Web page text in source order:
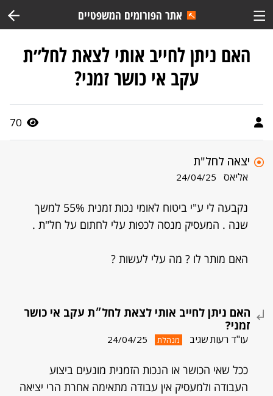
אתר הפורומים המשפטיים
האם ניתן לחייב אותי לצאת לחל״ת
עקב אי כושר זמני?
70
יצאה לחל"ת
אליאס 24/04/25
נקבעה לי ע"י ביטוח לאומי נכות זמנית 55% למשך
שנה . המעסיק מנסה לכפות עלי לחתום על חל"ת .
האם מותר לו ? מה עלי לעשות ?
האם ניתן לחייב אותי לצאת לחל״ת עקב אי כושר
זמני?
עו"ד רעות שגיב מנהלת 24/04/25
ככל שאי הכושר או הנכות הזמנית מונעים ביצוע
העבודה ולמעסיק אין עבודה מתאימה אחרת הרי יציאה